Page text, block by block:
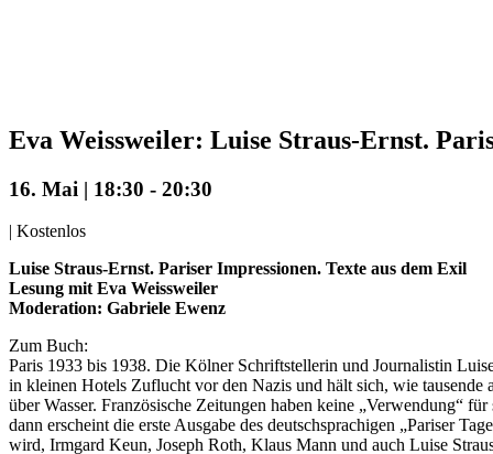
Eva Weissweiler: Luise Straus-Ernst.
16. Mai | 18:30 - 20:30
| Kostenlos
Luise Straus-Ernst. Pariser Impressionen. Texte aus dem Exil
Lesung mit Eva Weissweiler
Moderation: Gabriele Ewenz
Zum Buch:
Paris 1933 bis 1938. Die Kölner Schriftstellerin und Journalistin
in kleinen Hotels Zuflucht vor den Nazis und hält sich, wie tausende
über Wasser. Französische Zeitungen haben keine „Verwendung“
dann erscheint die erste Ausgabe des deutschsprachigen „Pariser
wird, Irmgard Keun, Joseph Roth, Klaus Mann und auch Luise